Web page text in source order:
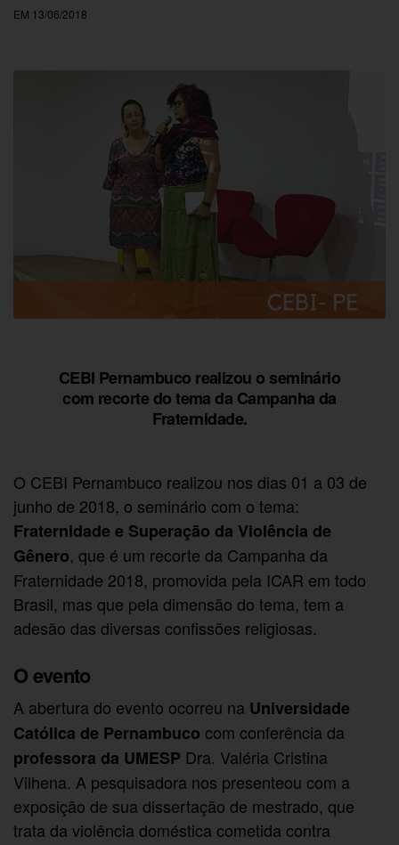
EM 13/06/2018
CEBI Pernambuco realizou o seminário
com recorte do tema da Campanha da
Fraternidade.
O CEBI Pernambuco realizou nos dias 01 a 03 de
junho de 2018, o seminário com o tema:
Fraternidade e Superação da Violência de
Gênero, que é um recorte da Campanha da
Fraternidade 2018, promovida pela ICAR em todo
Brasil, mas que pela dimensão do tema, tem a
adesão das diversas confissões religiosas.
O evento
A abertura do evento ocorreu na Universidade
Católica de Pernambuco com conferência da
professora da UMESP Dra. Valéria Cristina
Vilhena. A pesquisadora nos presenteou com a
exposição de sua dissertação de mestrado, que
trata da violência doméstica cometida contra